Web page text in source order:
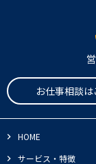
お仕事相談は
HOME
サービス・特徴